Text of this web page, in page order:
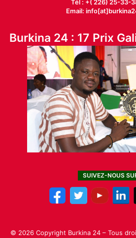
Tél : +( 226) 25-33-
Email:
Burkina 24 : 17 Prix
SUIVEZ-NOUS
© 2026 Copyright Burkina 24 – Tous